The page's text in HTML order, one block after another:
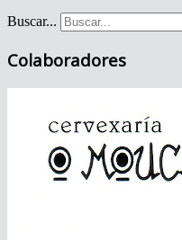
Buscar...
Colaboradores